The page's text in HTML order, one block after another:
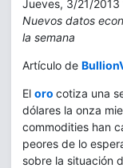
Jueves, 3/21/2013
Nuevos datos
la semana
Artículo de
El oro cotiza una
dólares la onza
commodities han
peores de lo
sobre la situación